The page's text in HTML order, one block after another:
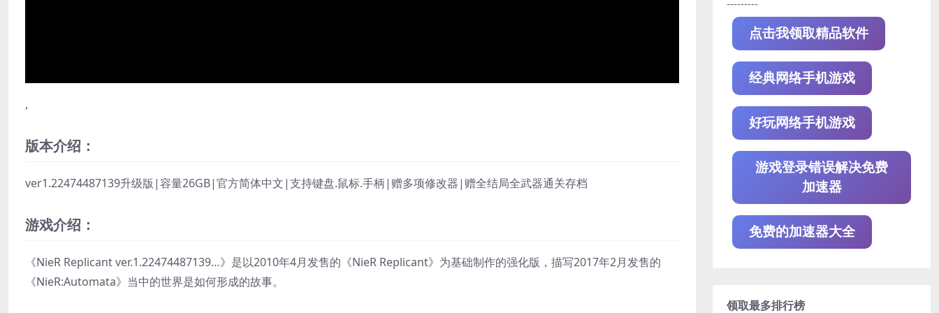
,
版本介绍：
ver1.22474487139升级版|容量26GB|官方简体中文|支持键盘.鼠标.手柄|赠多项修改器|赠全结局全武器通关存档
游戏介绍：
《NieR Replicant ver.1.22474487139…》是以2010年4月发售的《NieR Replicant》为基础制作的强化版，描写2017年2月发售的
《NieR:Automata》当中的世界是如何形成的故事。
---------
点击我领取精品软件
经典网络手机游戏
好玩网络手机游戏
游戏登录错误解决免费
加速器
免费的加速器大全
领取最多排行榜